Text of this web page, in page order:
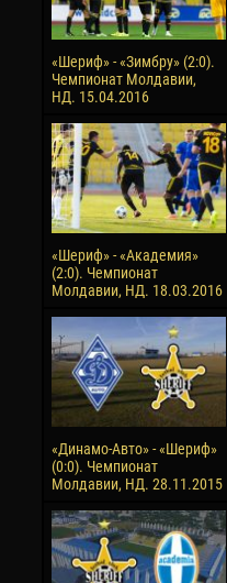
«Шериф» - «Зимбру» (2:0).
Чемпионат Молдавии,
НД. 15.04.2016
«Шериф» - «Академия»
(2:0). Чемпионат
Молдавии, НД. 18.03.2016
«Динамо-Авто» - «Шериф»
(0:0). Чемпионат
Молдавии, НД. 28.11.2015